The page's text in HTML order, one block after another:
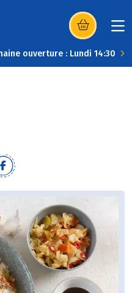
(s’ouvre dans
ouverture : Lundi 14:30